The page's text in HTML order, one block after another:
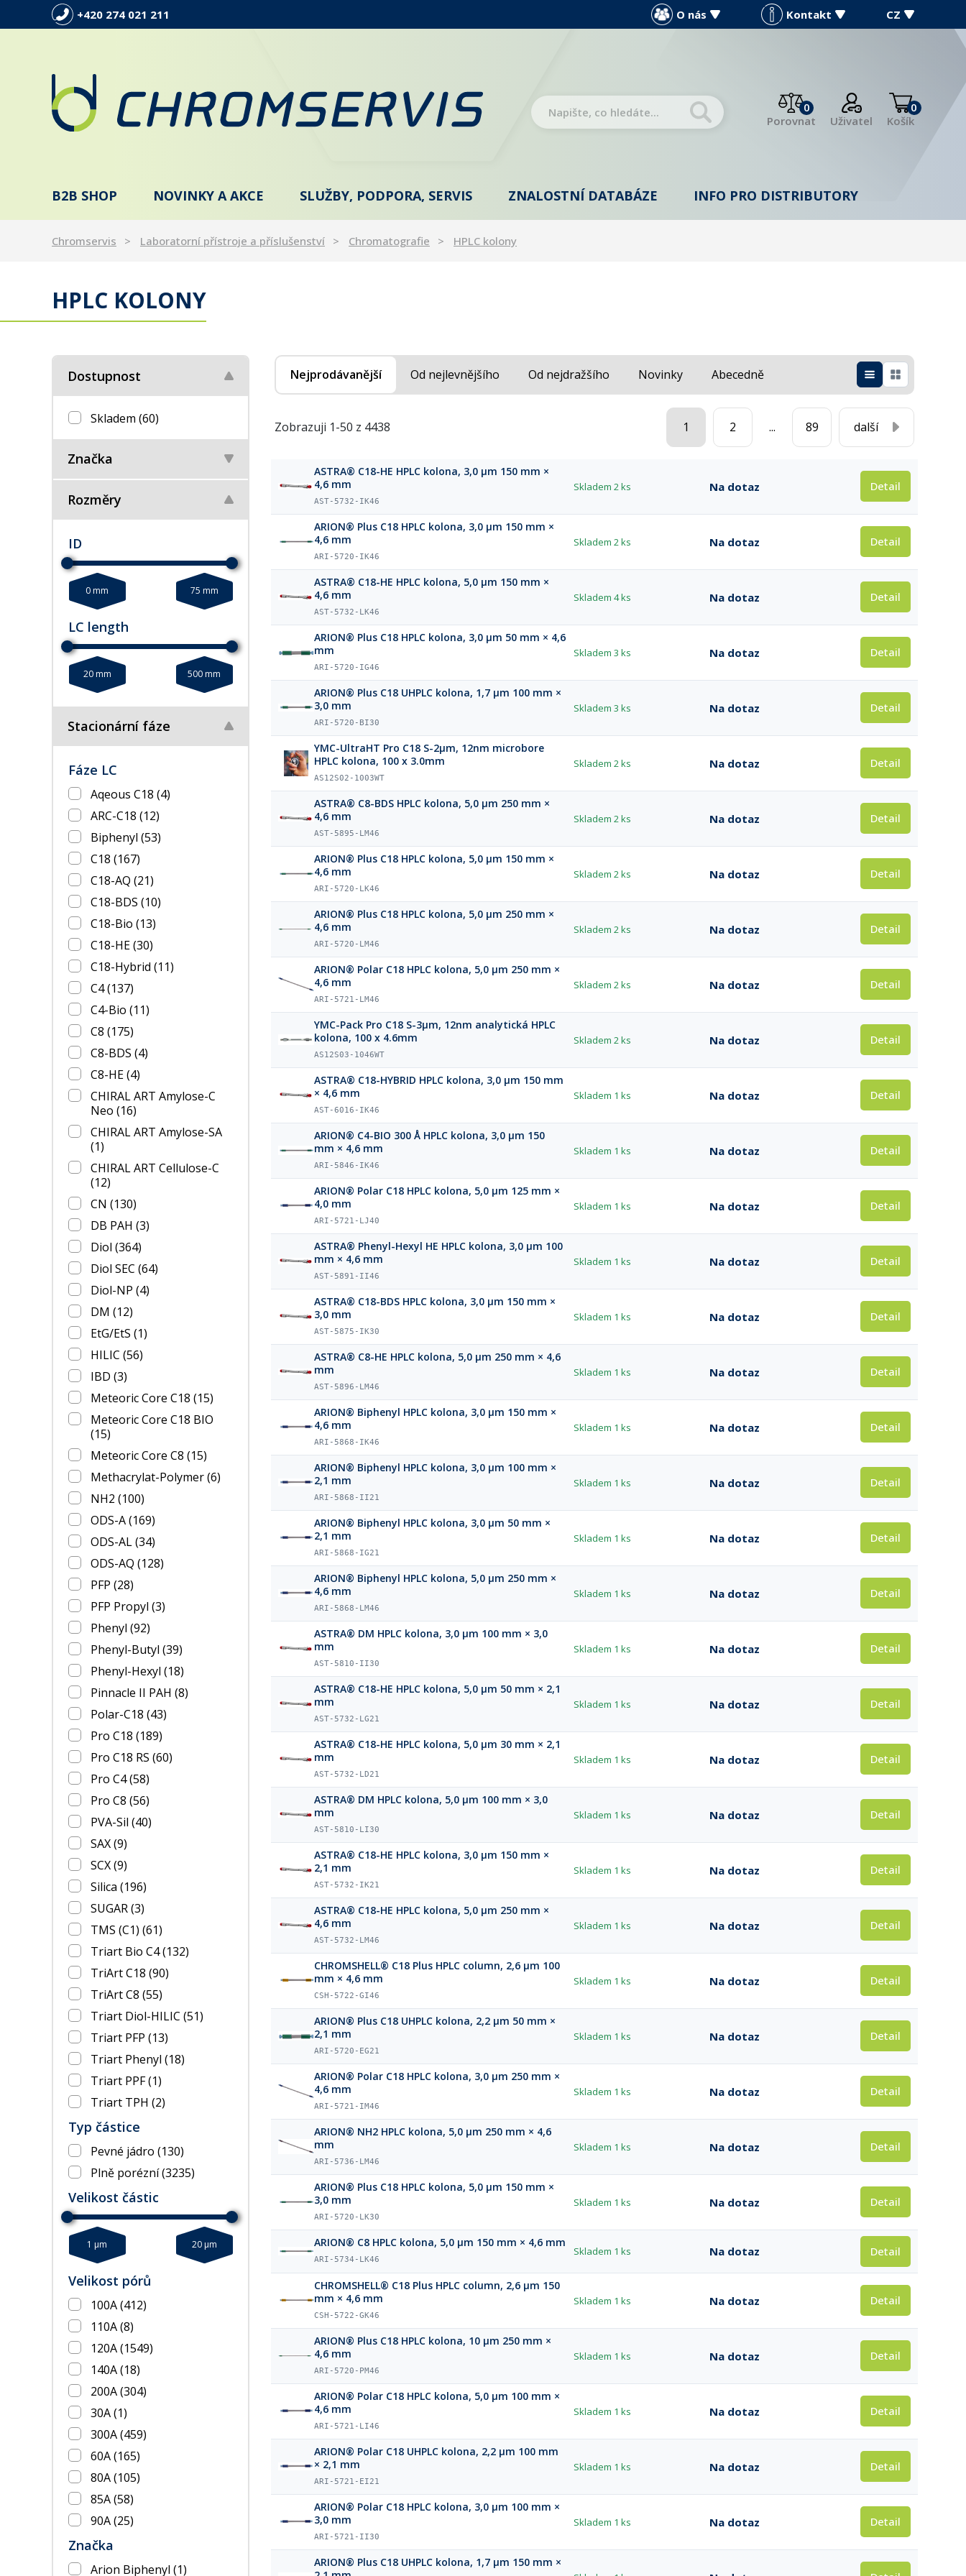
+420 274 021 211 O nás Kontakt CZ
0
Porovnat
Uživatel
0
Košík
B2B SHOP NOVINKY A AKCE SLUŽBY, PODPORA, SERVIS ZNALOSTNÍ DATABÁZE INFO PRO DISTRIBUTORY
Chromservis Laboratorní přístroje a příslušenství Chromatografie HPLC kolony
HPLC KOLONY
Dostupnost
Skladem (60)
Značka
Rozměry
ID
0 mm 75 mm
LC length
20 mm 500 mm
Stacionární fáze
Fáze LC
Aqeous C18 (4)
ARC-C18 (12)
Biphenyl (53)
C18 (167)
C18-AQ (21)
C18-BDS (10)
C18-Bio (13)
C18-HE(30)
C18-Hybrid (11)
C4(137)
C4-Bio (11)
C8 (175)
C8-BDS (4)
C8-HE(4)
CHIRAL ART Amylose-C
Neo (16)
CHIRAL ART Amylose-SA
(1)
CHIRAL ART Cellulose-C
(12)
CN (130)
DB PAH (3)
Diol (364)
Diol SEC (64)
Diol-NP (4)
DM (12)
EtG/EtS (1)
HILIC (56)
IBD (3)
Meteoric Core C18 (15)
Meteoric Core C18 BIO
(15)
Meteoric Core C8 (15)
Methacrylat-Polymer(6)
NH2 (100)
ODS-A(169)
ODS-AL(34)
ODS-AQ (128)
PFP (28)
PFP Propyl (3)
Phenyl (92)
Phenyl-Butyl (39)
Phenyl-Hexyl (18)
Pinnacle II PAH (8)
Polar-C18 (43)
Pro C18 (189)
Pro C18 RS (60)
Pro C4(58)
Pro C8 (56)
PVA-Sil (40)
SAX(9)
SCX(9)
Silica (196)
SUGAR(3)
TMS (C1) (61)
Triart Bio C4(132)
TriArt C18 (90)
TriArt C8 (55)
Triart Diol-HILIC (51)
Triart PFP (13)
Triart Phenyl (18)
Triart PPF(1)
Triart TPH (2)
Typ částice
Pevné jádro (130)
Plně porézní(3235)
Velikost částic
1 µm 20 µm
Velikost pórů
100A(412)
110A(8)
120A(1549)
140A(18)
200A(304)
30A(1)
300A(459)
60A(165)
80A(105)
85A(58)
90A(25)
Značka
Arion Biphenyl (1)
Nejprodávanější Od nejlevnějšího Od nejdražšího Novinky Abecedně
Zobrazuji 1-50 z 4438 1 2 ... 89 další
ASTRA® C18-HE HPLC kolona, 3,0 µm 150 mm ×
4,6 mm
AST-5732-IK46
Skladem 2 ks Na dotaz Detail
ARION® Plus C18 HPLC kolona, 3,0 µm 150 mm ×
4,6 mm
ARI-5720-IK46
Skladem 2 ks Na dotaz Detail
ASTRA® C18-HE HPLC kolona, 5,0 µm 150 mm ×
4,6 mm
AST-5732-LK46
Skladem 4 ks Na dotaz Detail
ARION® Plus C18 HPLC kolona, 3,0 µm 50 mm × 4,6
mm
ARI-5720-IG46
Skladem 3 ks Na dotaz Detail
ARION® Plus C18 UHPLC kolona, 1,7 µm 100 mm ×
3,0 mm
ARI-5720-BI30
Skladem 3 ks Na dotaz Detail
YMC-UltraHT Pro C18 S-2µm, 12nm microbore
HPLC kolona, 100 x 3.0mm
AS12S02-1003WT
Skladem 2 ks Na dotaz Detail
ASTRA® C8-BDS HPLC kolona, 5,0 µm 250 mm ×
4,6 mm
AST-5895-LM46
Skladem 2 ks Na dotaz Detail
ARION® Plus C18 HPLC kolona, 5,0 µm 150 mm ×
4,6 mm
ARI-5720-LK46
Skladem 2 ks Na dotaz Detail
ARION® Plus C18 HPLC kolona, 5,0 µm 250 mm ×
4,6 mm
ARI-5720-LM46
Skladem 2 ks Na dotaz Detail
ARION® Polar C18 HPLC kolona, 5,0 µm 250 mm ×
4,6 mm
ARI-5721-LM46
Skladem 2 ks Na dotaz Detail
YMC-Pack Pro C18 S-3µm, 12nm analytická HPLC
kolona, 100 x 4.6mm
AS12S03-1046WT
Skladem 2 ks Na dotaz Detail
ASTRA® C18-HYBRID HPLC kolona, 3,0 µm 150 mm
× 4,6 mm
AST-6016-IK46
Skladem 1 ks Na dotaz Detail
ARION® C4-BIO 300 Å HPLC kolona, 3,0 µm 150
mm × 4,6 mm
ARI-5846-IK46
Skladem 1 ks Na dotaz Detail
ARION® Polar C18 HPLC kolona, 5,0 µm 125 mm ×
4,0 mm
ARI-5721-LJ40
Skladem 1 ks Na dotaz Detail
ASTRA® Phenyl-Hexyl HE HPLC kolona, 3,0 µm 100
mm × 4,6 mm
AST-5891-II46
Skladem 1 ks Na dotaz Detail
ASTRA® C18-BDS HPLC kolona, 3,0 µm 150 mm ×
3,0 mm
AST-5875-IK30
Skladem 1 ks Na dotaz Detail
ASTRA® C8-HE HPLC kolona, 5,0 µm 250 mm × 4,6
mm
AST-5896-LM46
Skladem 1 ks Na dotaz Detail
ARION® Biphenyl HPLC kolona, 3,0 µm 150 mm ×
4,6 mm
ARI-5868-IK46
Skladem 1 ks Na dotaz Detail
ARION® Biphenyl HPLC kolona, 3,0 µm 100 mm ×
2,1 mm
ARI-5868-II21
Skladem 1 ks Na dotaz Detail
ARION® Biphenyl HPLC kolona, 3,0 µm 50 mm ×
2,1 mm
ARI-5868-IG21
Skladem 1 ks Na dotaz Detail
ARION® Biphenyl HPLC kolona, 5,0 µm 250 mm ×
4,6 mm
ARI-5868-LM46
Skladem 1 ks Na dotaz Detail
ASTRA® DM HPLC kolona, 3,0 µm 100 mm × 3,0
mm
AST-5810-II30
Skladem 1 ks Na dotaz Detail
ASTRA® C18-HE HPLC kolona, 5,0 µm 50 mm × 2,1
mm
AST-5732-LG21
Skladem 1 ks Na dotaz Detail
ASTRA® C18-HE HPLC kolona, 5,0 µm 30 mm × 2,1
mm
AST-5732-LD21
Skladem 1 ks Na dotaz Detail
ASTRA® DM HPLC kolona, 5,0 µm 100 mm × 3,0
mm
AST-5810-LI30
Skladem 1 ks Na dotaz Detail
ASTRA® C18-HE HPLC kolona, 3,0 µm 150 mm ×
2,1 mm
AST-5732-IK21
Skladem 1 ks Na dotaz Detail
ASTRA® C18-HE HPLC kolona, 5,0 µm 250 mm ×
4,6 mm
AST-5732-LM46
Skladem 1 ks Na dotaz Detail
CHROMSHELL® C18 Plus HPLC column, 2,6 µm 100
mm × 4,6 mm
CSH-5722-GI46
Skladem 1 ks Na dotaz Detail
ARION® Plus C18 UHPLC kolona, 2,2 µm 50 mm ×
2,1 mm
ARI-5720-EG21
Skladem 1 ks Na dotaz Detail
ARION® Polar C18 HPLC kolona, 3,0 µm 250 mm ×
4,6 mm
ARI-5721-IM46
Skladem 1 ks Na dotaz Detail
ARION® NH2 HPLC kolona, 5,0 µm 250 mm × 4,6
mm
ARI-5736-LM46
Skladem 1 ks Na dotaz Detail
ARION® Plus C18 HPLC kolona, 5,0 µm 150 mm ×
3,0 mm
ARI-5720-LK30
Skladem 1 ks Na dotaz Detail
ARION® C8 HPLC kolona, 5,0 µm 150 mm × 4,6 mm
ARI-5734-LK46
Skladem 1 ks Na dotaz Detail
CHROMSHELL® C18 Plus HPLC column, 2,6 µm 150
mm × 4,6 mm
CSH-5722-GK46
Skladem 1 ks Na dotaz Detail
ARION® Plus C18 HPLC kolona, 10 µm 250 mm ×
4,6 mm
ARI-5720-PM46
Skladem 1 ks Na dotaz Detail
ARION® Polar C18 HPLC kolona, 5,0 µm 100 mm ×
4,6 mm
ARI-5721-LI46
Skladem 1 ks Na dotaz Detail
ARION® Polar C18 UHPLC kolona, 2,2 µm 100 mm
× 2,1 mm
ARI-5721-EI21
Skladem 1 ks Na dotaz Detail
ARION® Polar C18 HPLC kolona, 3,0 µm 100 mm ×
3,0 mm
ARI-5721-II30
Skladem 1 ks Na dotaz Detail
ARION® Plus C18 UHPLC kolona, 1,7 µm 150 mm ×